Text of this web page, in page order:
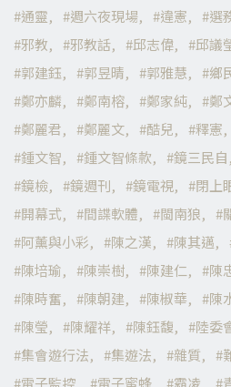
通靈
週六夜現場 違憲 選
邪教
邪教話 邱志偉 邱議
郭建鈺
郭昱晴 郭雅慧 鄉
鄭亦麟
鄭南榕 鄭家純 鄭
鄭麗君
鄭麗文 酷兒 釋憲
鍾文智
鍾文智條款 鏡三民自
鏡檢
鏡週刊 鏡電視 閉上
開幕式
間諜軟體 閩南狼
阿薰與小彩
陳之漢 陳其邁
陳培瑜
陳崇樹 陳建仁 陳
陳時奮
陳朝建 陳椒華 陳
陳瑩
陳耀祥 陳鈺馥 陸委
集會遊行法
集遊法 雜質
電子監控
電子蜜蜂 霸凌